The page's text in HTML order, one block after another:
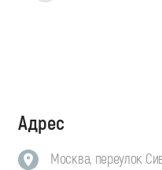
Адрес
Москва, переулок